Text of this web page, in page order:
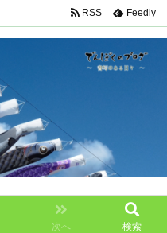
次へ 検索
RSS Feedly